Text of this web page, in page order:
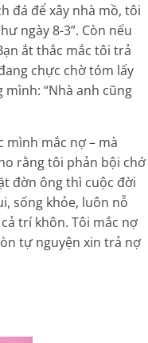
đá để xây nhà mồ, tôi
ngày 8-3”. Còn nếu
ắt thắc mắc tôi trả
chực chờ tóm lấy
“Nhà anh cũng
mình mắc nợ – mà
rằng tôi phản bội chớ
đờn ông thì cuộc đời
sống khỏe, luôn nỗ
trí khôn. Tôi mắc nợ
tự nguyện xin trả nợ